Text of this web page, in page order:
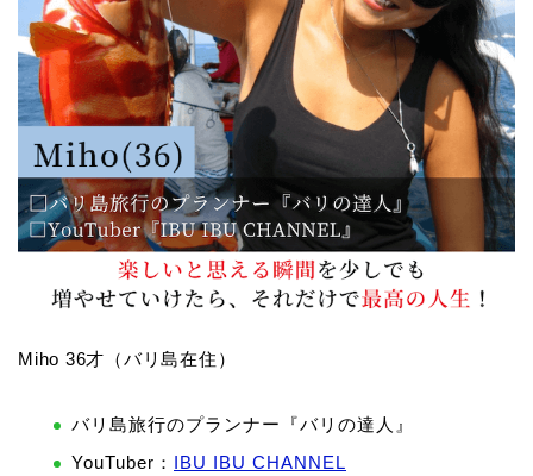
Miho 36才（バリ島在住）
バリ島旅行のプランナー『バリの達人』
YouTuber： IBU IBU CHANNEL